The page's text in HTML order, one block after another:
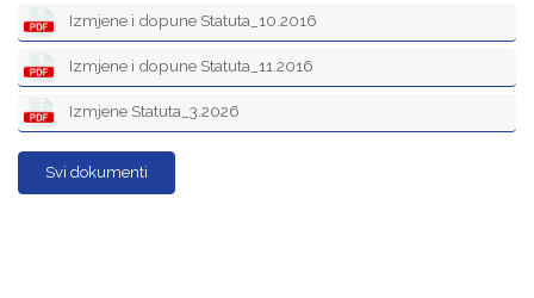
Izmjene i dopune Statuta_10.2016
Izmjene i dopune Statuta_11.2016
Izmjene Statuta_3.2026
Svi dokumenti